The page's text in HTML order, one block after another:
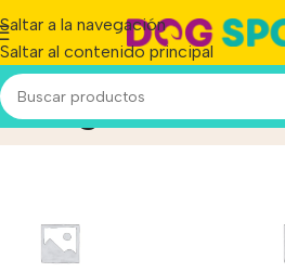
Saltar a la navegación
Saltar al contenido principal
340 gInicio/Producto